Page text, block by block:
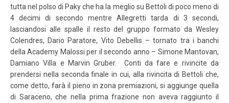
tutta nel polso di Paky che ha la meglio su Bettoli di poco meno di
4 decimi di secondo mentre Allegretti tarda di 3 secondi,
lasciandosi alle spalle il resto del gruppo formato da Wesley
Colendres, Dario Paratore, Vito Debellis – tornato tra i banchi
della Academy Malossi per il secondo anno – Simone Mantovan,
Damiano Villa e Marvin Gruber. Conti da fare e rivincite da
prendersi nella seconda finale in cui, alla rivincita di Bettoli che,
come detto, farà il pieno in zona premiazioni, si aggiunge quella
di Saraceno, che nella prima frazione non aveva raggiunto il